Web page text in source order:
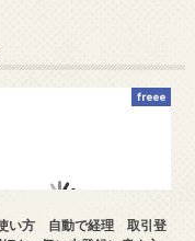
freee
い方 自動で経理 取引登